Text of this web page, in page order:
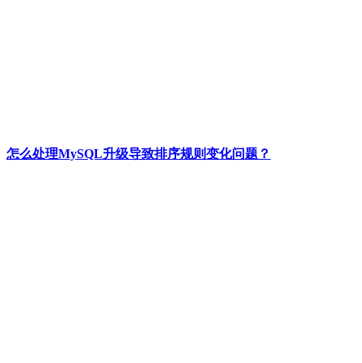
怎么处理MySQL升级导致排序规则变化问题？